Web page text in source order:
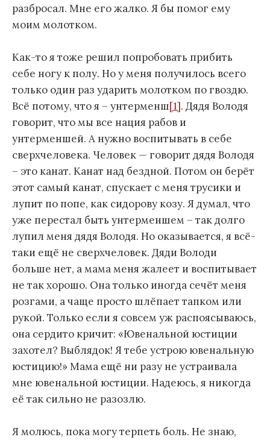
разбросал. Мне его жалко. Я бы помог ему
моим молотком.
Как-то я тоже решил попробовать прибить
себе ногу к полу. Но у меня получилось всего
только один раз ударить молотком по гвоздю.
Всё потому, что я – унтерменш[1]. Дядя Володя
говорит, что мы все нация рабов и
унтерменшей. А нужно воспитывать в себе
сверхчеловека. Человек — говорит дядя Володя
– это канат. Канат над бездной. Потом он берёт
этот самый канат, спускает с меня трусики и
лупит по попе, как сидорову козу. Я думал, что
уже перестал быть унтерменшем – так долго
лупил меня дядя Володя. Но оказывается, я всё-
таки ещё не сверхчеловек. Дяди Володи
больше нет, а мама меня жалеет и воспитывает
не так хорошо. Она только иногда сечёт меня
розгами, а чаще просто шлёпает тапком или
рукой. Только если я совсем уж распоясываюсь,
она сердито кричит: «Ювенальной юстиции
захотел? Выблядок! Я тебе устрою ювенальную
юстицию!» Мама ещё ни разу не устраивала
мне ювенальной юстиции. Надеюсь, я никогда
её так сильно не разозлю.
Я молюсь, пока могу терпеть боль. Не знаю,